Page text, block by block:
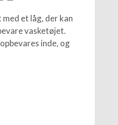
et låg, der kan
vasketøjet.
inde, og